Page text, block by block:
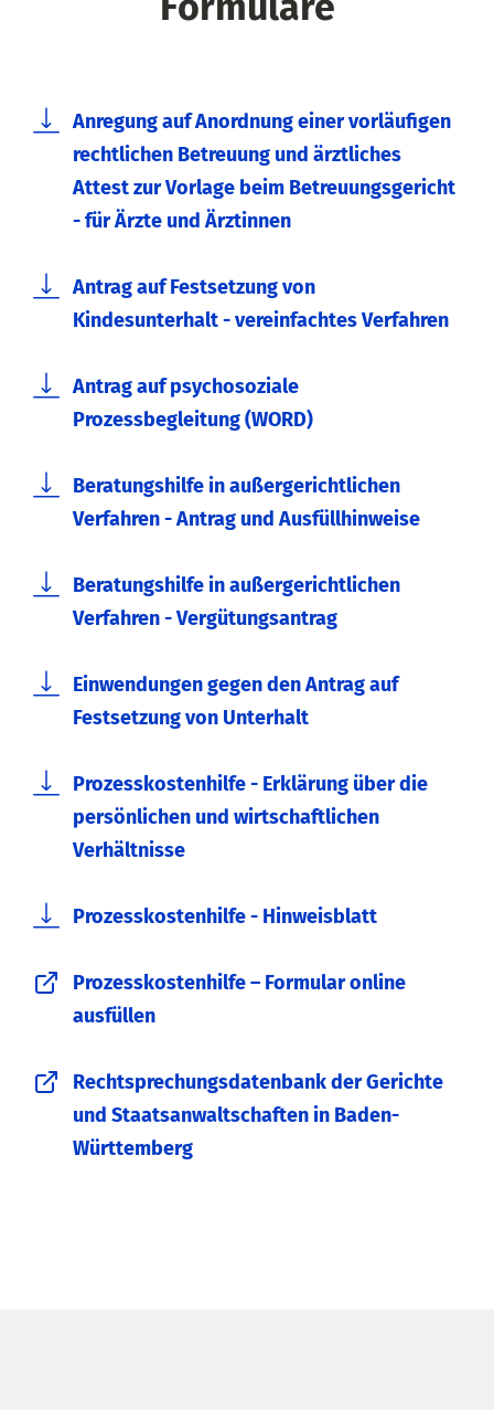
Formulare
Anregung auf Anordnung einer vorläufigen
rechtlichen Betreuung und ärztliches
Attest zur Vorlage beim Betreuungsgericht
- für Ärzte und Ärztinnen
Antrag auf Festsetzung von
Kindesunterhalt - vereinfachtes Verfahren
Antrag auf psychosoziale
Prozessbegleitung (WORD)
Beratungshilfe in außergerichtlichen
Verfahren - Antrag und Ausfüllhinweise
Beratungshilfe in außergerichtlichen
Verfahren - Vergütungsantrag
Einwendungen gegen den Antrag auf
Festsetzung von Unterhalt
Prozesskostenhilfe - Erklärung über die
persönlichen und wirtschaftlichen
Verhältnisse
Prozesskostenhilfe - Hinweisblatt
Prozesskosten­hilfe – Formular online
ausfüllen
Rechtsprechungsdatenbank der Gerichte
und Staatsanwaltschaften in Baden-
Württemberg